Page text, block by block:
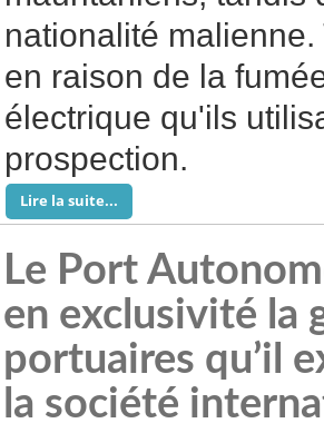
nationalité
en raison de la
électrique qu'ils
prospection.
Lire la suite...
Le Port
en exclusivité la
portuaires qu’il
la société